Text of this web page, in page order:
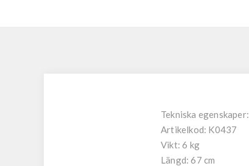
Tekniska egenskaper:
Artikelkod: K0437
Vikt: 6 kg
Längd: 67 cm